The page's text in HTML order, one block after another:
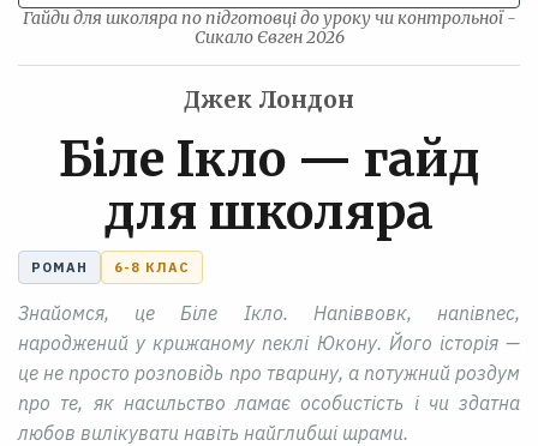
Гайди для школяра по підготовці до уроку чи контрольної -
Сикало Євген 2026
Джек Лондон
Біле Ікло — гайд
для школяра
РОМАН 6-8 КЛАС
Знайомся, це Біле Ікло. Напіввовк, напівпес,
народжений у крижаному пеклі Юкону. Його історія —
це не просто розповідь про тварину, а потужний роздум
про те, як насильство ламає особистість і чи здатна
любов вилікувати навіть найглибші шрами.